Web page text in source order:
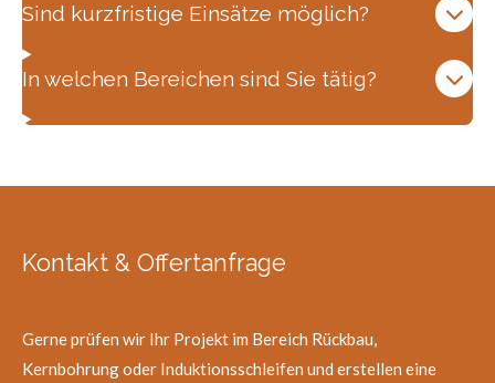
Sind kurzfristige Einsätze möglich?
In welchen Bereichen sind Sie tätig?
Kontakt & Offertanfrage
Gerne prüfen wir Ihr Projekt im Bereich Rückbau,
Kernbohrung oder Induktionsschleifen und erstellen eine